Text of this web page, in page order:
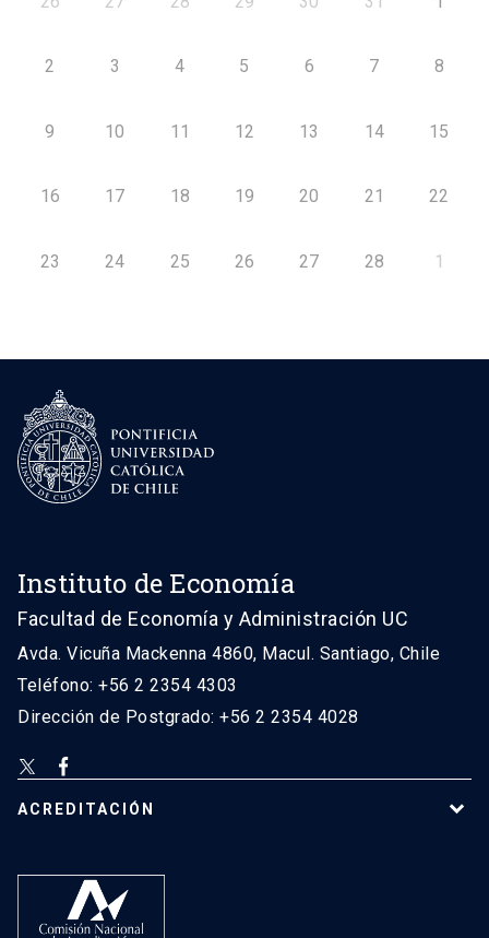
2 3 4 5 6 7 8
9 10 11 12 13 14 15
16 17 18 19 20 21 22
23 24 25 26 27 28 1
Instituto de Economía
Facultad de Economía y Administración UC
Avda. Vicuña Mackenna 4860, Macul. Santiago, Chile
Teléfono: +56 2 2354 4303
Dirección de Postgrado: +56 2 2354 4028
ACREDITACIÓN